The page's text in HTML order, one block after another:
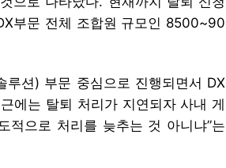
부문 전체 조합원 규모인 8500~90
루션) 부문 중심으로 진행되면서 DX
에는 탈퇴 처리가 지연되자 사내 게
적으로 처리를 늦추는 것 아니냐”는